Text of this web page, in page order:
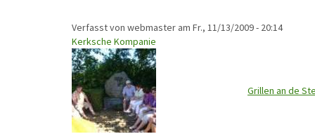
Verfasst von webmaster am Fr., 11/13/2009 - 20:14
Kerksche Kompanie
Grillen an de